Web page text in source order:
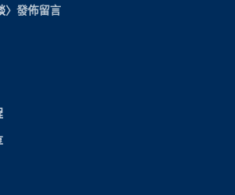
〉發佈留言